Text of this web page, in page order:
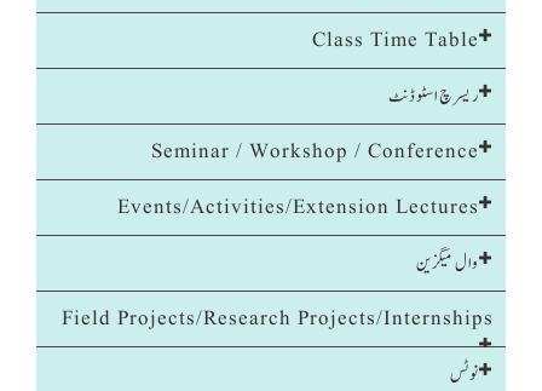
Class Time Table
ریسرچ اسٹوڈنٹ
Seminar / Workshop / Conference
Events/Activities/Extension Lectures
وال میگزین
Field Projects/Research Projects/Internships
نوٹس